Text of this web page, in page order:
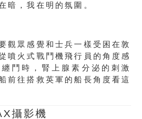
暗，我在明的氛圍。
觀眾感覺和士兵一樣受困在敦
從噴火式戰鬥機飛行員的角度感
鬥時，腎上腺素分泌的刺激
前往搭救英軍的船長角度看這
攝影機